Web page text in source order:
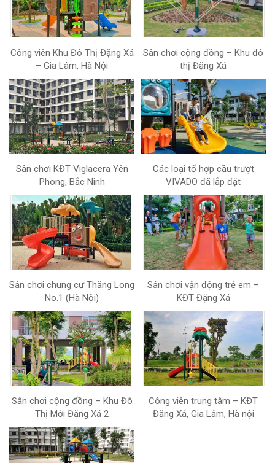
Công viên Khu Đô Thị Đặng Xá
– Gia Lâm, Hà Nội
Sân chơi cộng đồng – Khu đô
thị Đặng Xá
Sân chơi KĐT Viglacera Yên
Phong, Bắc Ninh
Các loại tổ hợp cầu trượt
VIVADO đã lắp đặt
Sân chơi chung cư Thăng Long
No.1 (Hà Nội)
Sân chơi vận động trẻ em –
KĐT Đặng Xá
Sân chơi cộng đồng – Khu Đô
Thị Mới Đặng Xá 2
Công viên trung tâm – KĐT
Đặng Xá, Gia Lâm, Hà nội